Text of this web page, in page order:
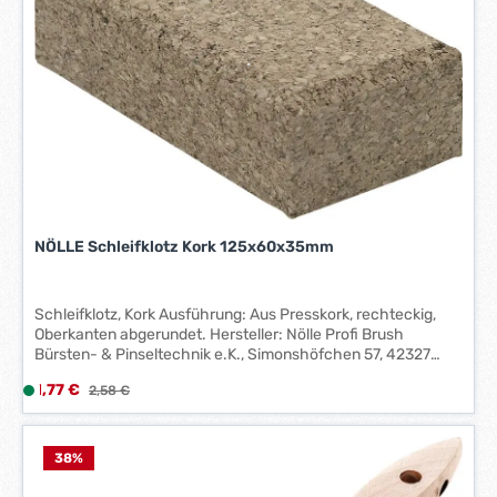
e
i
t
k
a
g
e
*
NÖLLE Schleifklotz Kork 125x60x35mm
Schleifklotz, Kork Ausführung: Aus Presskork, rechteckig,
Oberkanten abgerundet. Hersteller: Nölle Profi Brush
Bürsten- & Pinseltechnik e.K., Simonshöfchen 57, 42327
Verkaufspreis:
L
i
1,77 € Regulärer Preis:
2,58 €
38%